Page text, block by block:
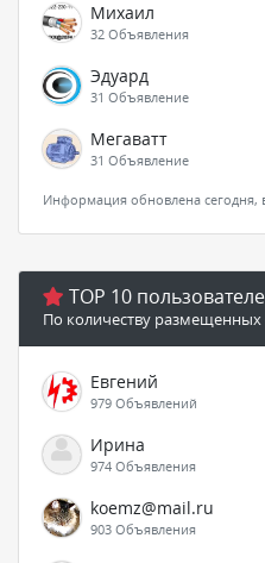
Михаил
32 Объявления
Эдуард
31 Объявление
Мегаватт
31 Объявление
Информация обновлена сегодня,
TOP 10
По количеству размещенных
Евгений
979 Объявлений
Ирина
974 Объявления
koemz@mail.ru
903 Объявления